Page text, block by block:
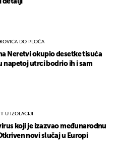
detalji
DO PLOČA
Neretvi okupio desetke tisuća
napetoj utrci bodrio ih i sam
U IZOLACIJI
koji je izazvao međunarodnu
novi slučaj u Europi